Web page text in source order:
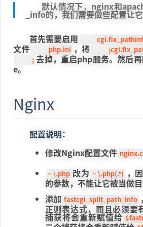
默认情况下，nginx和
_info的，我们需要做些配置让
首先需要启用
文件
php.ini ，将
; 去掉，重启php服务。然后
e。
Nginx
配置说明：
修改Nginx配置文件
~ \.php 改为 ~ \.php(.*) ，
的参数，不能让它被当做目
添加 fastcgi_split_path_info
正则表达式，而且必须要
捕获将会重新赋值给